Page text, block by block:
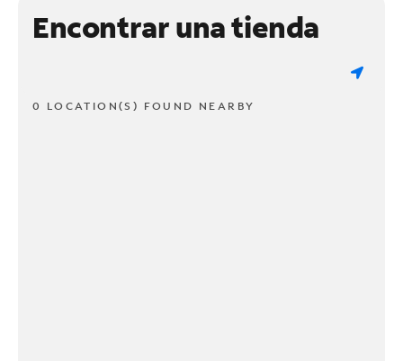
Encontrar una tienda
0 LOCATION(S) FOUND NEARBY